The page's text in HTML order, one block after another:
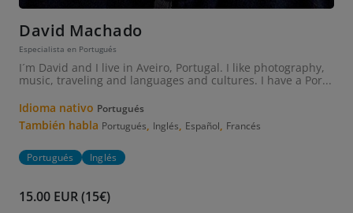
David Machado
Especialista en Portugués
I´m David and I live in Aveiro, Portugal. I like photography,
music, traveling and languages and cultures. I have a Por...
Idioma nativo Portugués
También habla Portugués, Inglés, Español, Francés
Portugués Inglés
15.00 EUR (15€)